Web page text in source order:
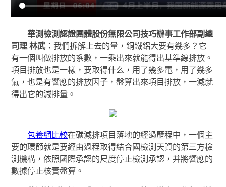
華測檢測認證團體股份無限公司技巧辦事工作部副總
司理 林武：我們拆解上去的量，銅鐵鋁大要有幾多？它
有一個叫做排放的系數，一乘出來就能得出基準線排放。
項目排放也是一樣，要取得什么，用了幾多電，用了幾多
氣，也是有響應的排放因子，盤算出來項目排放，一減就
得出它的減排量。
包養網比較在碳減排項目落地的經過歷程中，一個主
要的環節就是要經由過程取得結合國檢測天資的第三方檢
測機構，依照國際承認的尺度停止檢測承認，并將響應的
數據停止核實盤算。